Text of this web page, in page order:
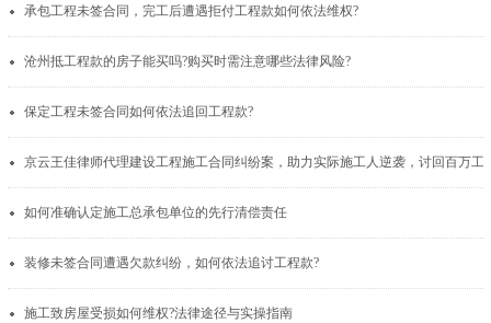
承包工程未签合同，完工后遭遇拒付工程款如何依法维权?
沧州抵工程款的房子能买吗?购买时需注意哪些法律风险?
保定工程未签合同如何依法追回工程款?
如何准确认定施工总承包单位的先行清偿责任
装修未签合同遭遇欠款纠纷，如何依法追讨工程款?
施工致房屋受损如何维权?法律途径与实操指南